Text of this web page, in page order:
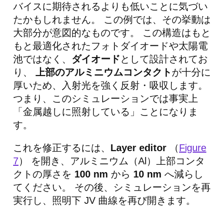
バイスに期待されるよりも低いことに気づい
たかもしれません。 この例では、その挙動は
大部分が意図的なものです。 この構造はもと
もと最適化されたフォトダイオードや太陽電
池ではなく、 ダイオードとして設計されてお
り、 上部のアルミニウムコンタクト が十分に
厚いため、入射光を強く反射・吸収します。
つまり、このシミュレーションでは事実上
「金属越しに照射している」ことになりま
す。
これを修正するには、 Layer editor （Figure
7） を開き、アルミニウム（Al）上部コンタ
クトの厚さを 100 nm から 10 nm へ減らし
てください。 その後、シミュレーションを再
実行し、照明下 JV 曲線を再び開きます。